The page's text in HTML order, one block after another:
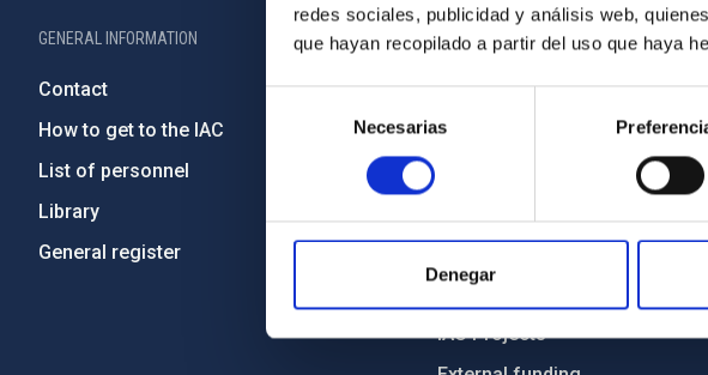
redes sociales, publicidad y análisis web,
que hayan recopilado a partir del uso que haya
consentimiento
Necesarias
Denegar
GENERAL INFORMATION
Contact
How to get to the IAC
List of personnel
Library
General register
ABOUT THE IAC
Legislation
Transparency
Code of ethics and anti-fraud
Environment and Sustainability
Forever IAC
IAC Projects